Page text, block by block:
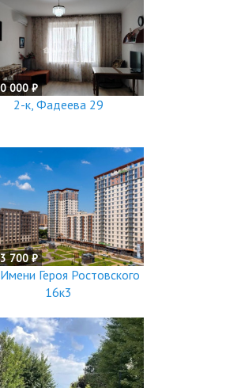
000 ₽
2-к, Фадеева 29
700 ₽
Героя Ростовского
16к3